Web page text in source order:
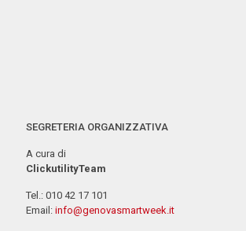
SEGRETERIA ORGANIZZATIVA
A cura di
ClickutilityTeam
Tel.: 010 42 17 101
Email: info@genovasmartweek.it